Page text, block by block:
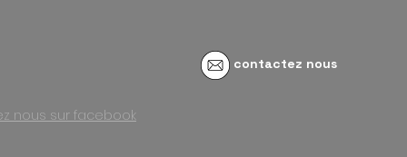
contactez nous
nous sur facebook